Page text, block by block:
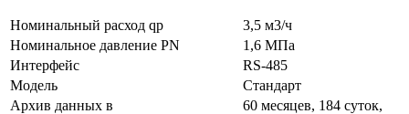
Номинальный расход qp
3,5 м3/ч
Номинальное давление PN
1,6 МПа
Интерфейс
RS-485
Модель
Стандарт
Архив данных в
60 месяцев, 184 суток,